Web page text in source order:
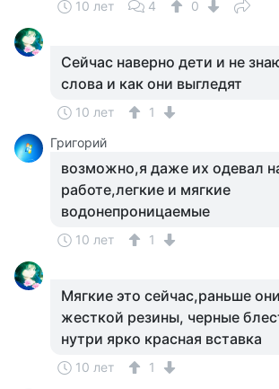
10 лет 4 0
Сейчас наверно дети и не
слова и как они выгледят
10 лет
1
Григорий
возможно,я даже их одевал
работе,легкие и мягкие
водонепроницаемые
10 лет 1
Мягкие это сейчас,раньше
жесткой резины, черные
нутри ярко красная вставка
10 лет
1